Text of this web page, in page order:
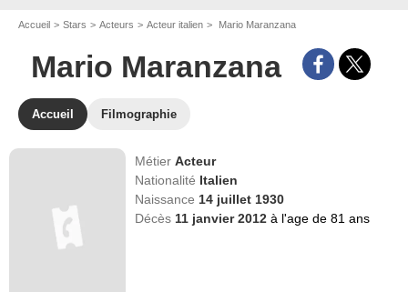
Accueil Stars Acteurs Acteur italien Mario Maranzana
Mario Maranzana
Accueil Filmographie
MétierActeur
Nationalité Italien
Naissance 14 juillet 1930
Décès 11 janvier 2012à l'age de 81 ans